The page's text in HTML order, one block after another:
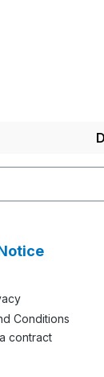
Conditions
contract